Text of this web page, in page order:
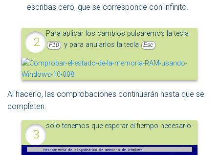
escribas cero, que se corresponde con infinito.
Para aplicar los cambios pulsaremos la tecla
F10 y para anularlos la tecla Esc
Al hacerlo, las comprobaciones continuarán hasta que se
completen.
sólo tenemos que esperar el tiempo necesario.